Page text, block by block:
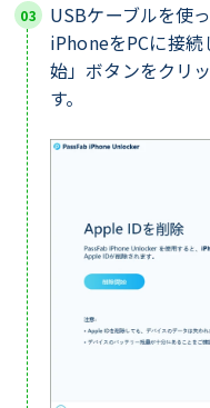
USBケーブルを使
iPhoneをPCに接
始」ボタンをクリ
す。